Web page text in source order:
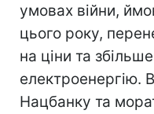
умовах війни,
цього року,
на ціни та
електроенергію.
Нацбанку та